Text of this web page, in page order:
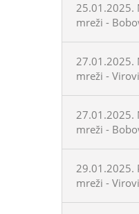
25.01.2025.
mreži -
27.01.2025.
mreži -
27.01.2025.
mreži -
29.01.2025.
mreži -